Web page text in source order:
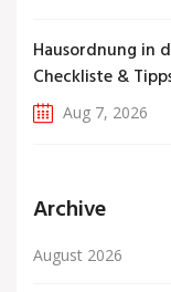
Hausordnung in
Checkliste &
Aug 7, 2026
Archive
August 2026